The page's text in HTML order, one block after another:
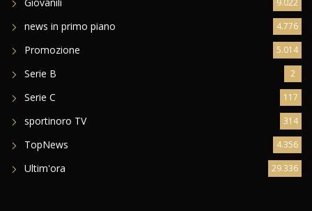
news in primo piano 4.776
Promozione 5.014
Serie B 2
Serie C 117
sportinoro TV 314
TopNews 4.356
Ultim'ora 29.336